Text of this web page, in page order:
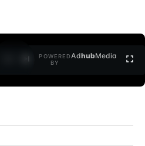
POWERED
BY
AdhubMedia